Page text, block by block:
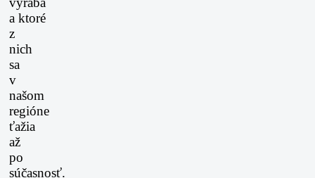
a ktoré
z
nich
sa
v
našom
regióne
ťažia
až
po
súčasnosť.